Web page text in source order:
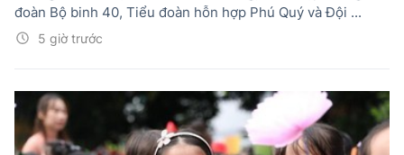
5 giờ trước
đoàn Bộ binh 40, Tiểu đoàn hỗn hợp Phú Quý và Đội ...